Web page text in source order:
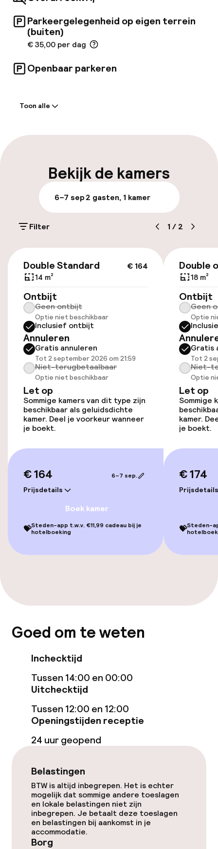
Parkeergelegenheid op eigen terrein
(buiten)
€ 35,00 per dag
Openbaar parkeren
Meertalige medewerkers
Parkeren & mobiliteit
Parkeergelegenheid op eigen terrein
(buiten)
Parkeerservice
Luchthavenshuttle
Transferservice
Toegankelijkheid
Overal rolstoeltoegankelijk
Lift
geoptimaliseerde kamers beschikbaar
Kamers
geoptimaliseerde kamers beschikbaar
Restaurant
Bar
Eet- en drinkdiensten
Ontbijtbuffet
Roomservice
Toon alle
Bekijk de kamers
6–7 sep2 gasten, 1 kamer
Filter 1 / 2
€ 164
Double Standard
14 m²
Ontbijt
Geen ontbijt
Optie niet beschikbaar
Inclusief ontbijt
Annuleren
Gratis annuleren
Tot 2 september 2026 om 21:59
Niet-terugbetaalbaar
Optie niet beschikbaar
Let op
Sommige kamers van dit type zijn
beschikbaar als geluidsdichte
kamer. Deel je voorkeur wanneer
je boekt.
€ 164
Prijsdetails
6–7 sep.
Boek kamer
💝Steden-app t.w.v. €11,99 cadeau bij je
hotelboeking
Double
18 m²
Ontbijt
Geen
Optie
Gratis
Tot 2
Niet-
Optie
Let op
Sommige
kamer.
je boekt.
€ 174
Prijsdetails
💝Steden-
Goed om te weten
Inchecktijd
Tussen 14:00 en 00:00
Uitchecktijd
Tussen 12:00 en 12:00
Openingstijden receptie
24 uur geopend
Belastingen
BTW is altijd inbegrepen. Het is echter
mogelijk dat sommige andere toeslagen
en lokale belastingen niet zijn
inbegrepen. Je betaalt deze toeslagen
en belastingen bij aankomst in je
accommodatie.
Borg